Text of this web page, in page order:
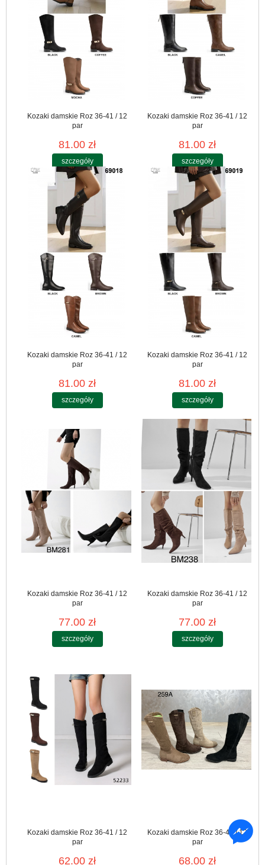
Kozaki damskie Roz 36-41 / 12
par
81.00 zł
szczegóły
Kozaki damskie Roz 36-41 / 12
par
81.00 zł
szczegóły
Kozaki damskie Roz 36-41 / 12
par
81.00 zł
szczegóły
Kozaki damskie Roz 36-41 / 12
par
81.00 zł
szczegóły
Kozaki damskie Roz 36-41 / 12
par
77.00 zł
szczegóły
Kozaki damskie Roz 36-41 / 12
par
77.00 zł
szczegóły
Kozaki damskie Roz 36-41 / 12
par
62.00 zł
Kozaki damskie Roz 36-41 / 12
par
68.00 zł